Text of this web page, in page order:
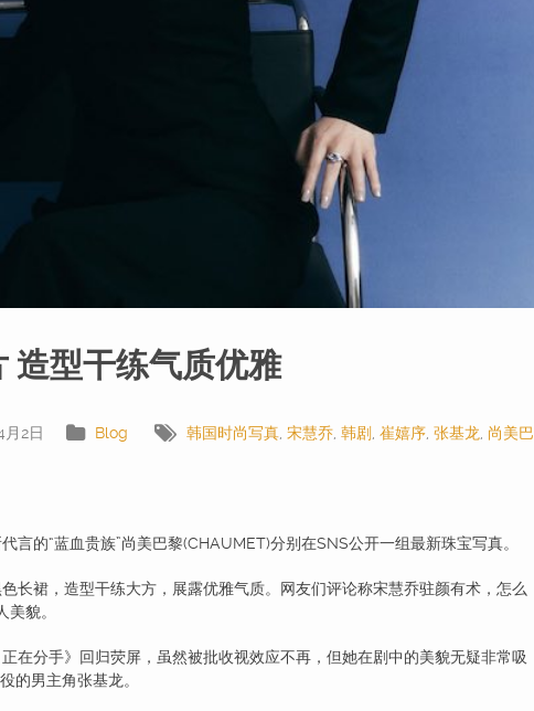
造型干练气质优雅
月2日 Blog 韩国时尚写真 宋慧乔 韩剧 崔嬉序 张基龙 尚美巴
的“蓝血贵族”尚美巴黎(CHAUMET)分别在SNS公开一组最新珠宝写真。
裙，造型干练大方，展露优雅气质。网友们评论称宋慧乔驻颜有术，怎么
貌。
分手》回归荧屏，虽然被批收视效应不再，但她在剧中的美貌无疑非常吸
的男主角张基龙。